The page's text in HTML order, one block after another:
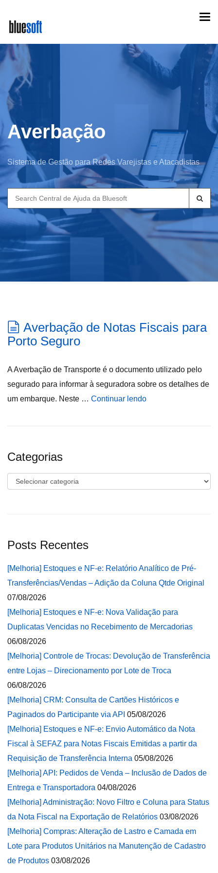
main
content
Averbação
Sistema de Gestão para Redes Varejistas e Atacadistas
Search
for:
Averbação de Notas Fiscais para
Porto Seguro
A Averbação de Transporte é o documento utilizado pelo
segurado para informar à seguradora sobre os detalhes de
um embarque. Neste … Continuar lendo
Categorias
Categorias
Posts Recentes
[Melhoria] Estoques e NF-e: Relatório Analítico de Pré-
Transferências/Vendas – Adição da Coluna Qtde Original
07/08/2026
[Melhoria] Estoques e NF-e: Nova Validação para
Duplicatas Vencidas no Recebimento de Mercadorias
06/08/2026
[Melhoria] Controle de Trocas: Devolução de Transferência
entre Lojas – Direcionamento por Lote de Troca
06/08/2026
[Melhoria] CRM: Consulta de Cartões Históricos e
Paginados do Participante via API 05/08/2026
[Melhoria] Estoques e NF-e: Envio Automático da Nota
Fiscal à SEFAZ para Notas Fiscais Emitidas a partir da
Requisição de Transferência Interna 05/08/2026
[Melhoria] API: Pedidos de Venda – Inclusão de Dados de
Entrega e Transportadora 04/08/2026
[Melhoria] Administração: Novo Filtro e Coluna para Status
da Nota Fiscal na Exportação de Relatórios 03/08/2026
[Melhoria] Compras: Alteração de Lastro e Camada em
Lote para Produtos Unitários na Manutenção de Cadastro
de Produtos 03/08/2026